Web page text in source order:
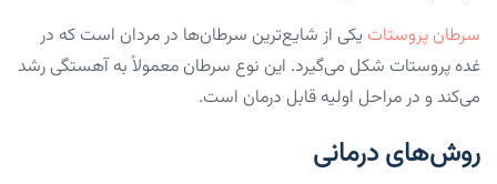
سرطان پروستات یکی از شایع‌ترین سرطان‌ها در مردان است که در
غده پروستات شکل می‌گیرد. این نوع سرطان معمولاً به آهستگی رشد
می‌کند و در مراحل اولیه قابل درمان است.
روش‌های درمانی